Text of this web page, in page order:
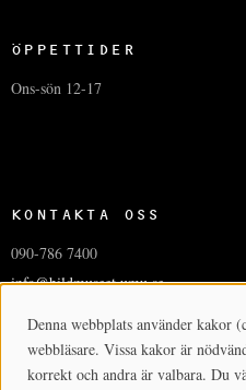
ÖPPETTIDER
Ons-sön 12-17
KONTAKTA OSS
090-786 7400
info@bildmuseet.umu.se
Post- och fakturaadresser
Cookie-samtycke
Denna webbplats använder kakor
webbläsare. Vissa kakor är
korrekt och andra är valbara. Du